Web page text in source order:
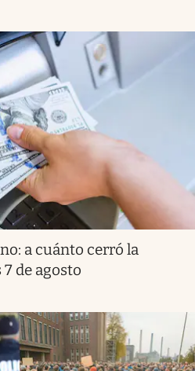
a cuánto cerró la
de agosto